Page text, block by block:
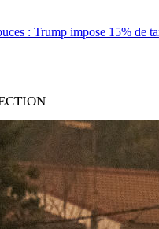
: Trump impose 15% de